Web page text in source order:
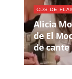
CDS DE
Alicia
de El
de